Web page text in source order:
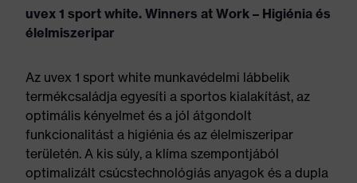
uvex 1 sport white. Winners at Work – Higiénia és
élelmiszeripar
Az uvex 1 sport white munkavédelmi lábbelik
termékcsaládja egyesíti a sportos kialakítást, az
optimális kényelmet és a jól átgondolt
funkcionalitást a higiénia és az élelmiszeripar
területén. A kis súly, a klíma szempontjából
optimalizált csúcstechnológiás anyagok és a dupla